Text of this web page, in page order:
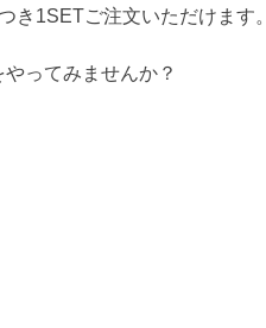
き1SETご注文いただけます。
ってみませんか？